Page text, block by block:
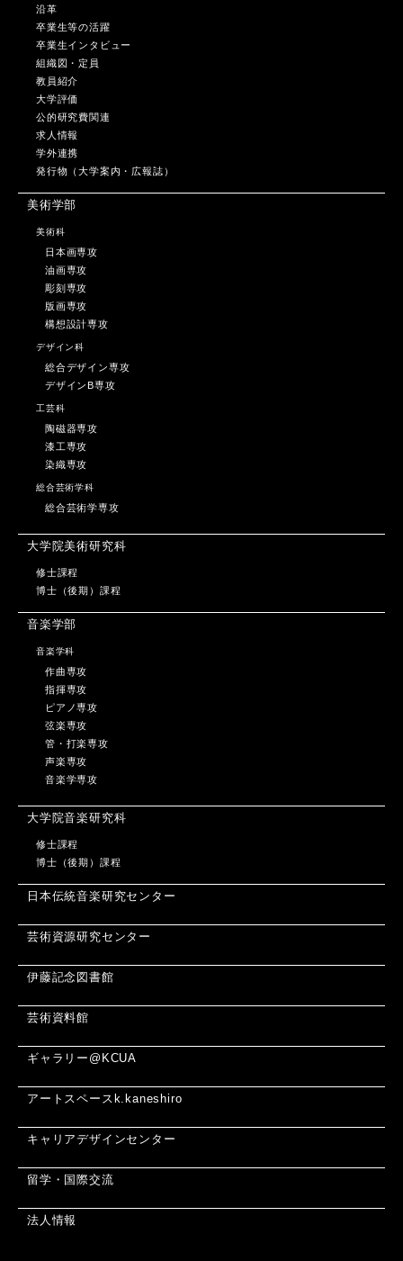
沿革
卒業生等の活躍
卒業生インタビュー
組織図・定員
教員紹介
大学評価
公的研究費関連
求人情報
学外連携
発行物（大学案内・広報誌）
美術学部
美術科
日本画専攻
油画専攻
彫刻専攻
版画専攻
構想設計専攻
デザイン科
総合デザイン専攻
デザインB専攻
工芸科
陶磁器専攻
漆工専攻
染織専攻
総合芸術学科
総合芸術学専攻
大学院美術研究科
修士課程
博士（後期）課程
音楽学部
音楽学科
作曲専攻
指揮専攻
ピアノ専攻
弦楽専攻
管・打楽専攻
声楽専攻
音楽学専攻
大学院音楽研究科
修士課程
博士（後期）課程
日本伝統音楽研究センター
芸術資源研究センター
伊藤記念図書館
芸術資料館
ギャラリー@KCUA
アートスペースk.kaneshiro
キャリアデザインセンター
留学・国際交流
法人情報